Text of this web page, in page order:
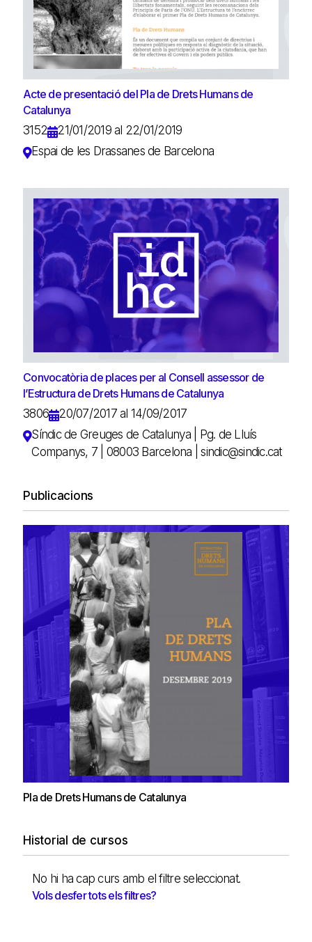
Acte de presentació del Pla de Drets Humans de
Catalunya
3152
21/01/2019 al 22/01/2019
Espai de les Drassanes de Barcelona
Convocatòria de places per al Consell assessor de
l’Estructura de Drets Humans de Catalunya
3806
20/07/2017 al 14/09/2017
Síndic de Greuges de Catalunya | Pg. de Lluís
Companys, 7 | 08003 Barcelona | sindic@sindic.cat
Publicacions
Pla de Drets Humans de Catalunya
Historial de cursos
No hi ha cap curs amb el filtre seleccionat.
Vols desfer tots els filtres?